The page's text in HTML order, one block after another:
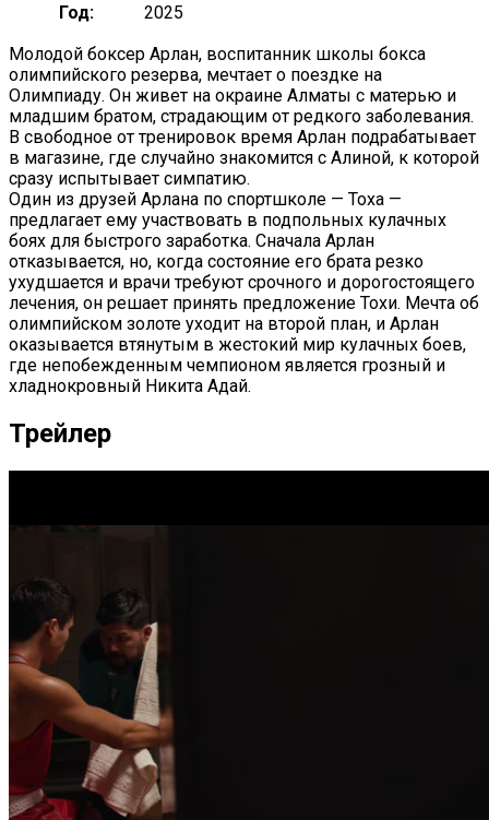
Год:
2025
Молодой боксер Арлан, воспитанник школы бокса
олимпийского резерва, мечтает о поездке на
Олимпиаду. Он живет на окраине Алматы с матерью и
младшим братом, страдающим от редкого заболевания.
В свободное от тренировок время Арлан подрабатывает
в магазине, где случайно знакомится с Алиной, к которой
сразу испытывает симпатию.
Один из друзей Арлана по спортшколе — Тоха —
предлагает ему участвовать в подпольных кулачных
боях для быстрого заработка. Сначала Арлан
отказывается, но, когда состояние его брата резко
ухудшается и врачи требуют срочного и дорогостоящего
лечения, он решает принять предложение Тохи. Мечта об
олимпийском золоте уходит на второй план, и Арлан
оказывается втянутым в жестокий мир кулачных боев,
где непобежденным чемпионом является грозный и
хладнокровный Никита Адай.
Трейлер